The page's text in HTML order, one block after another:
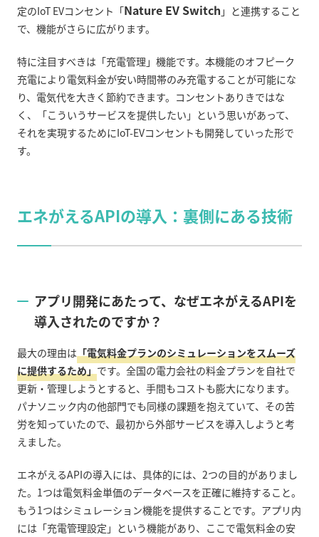
定のIoT EVコンセント「Nature EV Switch 」と連携すること
で、機能がさらに広がります。
特に注目すべきは「充電管理」機能です。本機能のオフピーク
充電により電気料金が安い時間帯のみ充電することが可能にな
り、電気代を大きく節約できます。コンセントありきではな
く、「こういうサービスを提供したい」という思いがあって、
それを実現するためにIoT-EVコンセントも開発していった形で
す。
エネがえるAPIの導入：裏側にある技術
アプリ開発にあたって、なぜエネがえるAPIを
導入されたのですか？
最大の理由は 「電気料金プランのシミュレーションをスムーズ
に提供するため」 です。全国の電力会社の料金プランを自社で
更新・管理しようとすると、手間もコストも膨大になります。
パナソニック内の他部門でも同様の課題を抱えていて、その苦
労を知っていたので、最初から外部サービスを導入しようと考
えました。
エネがえるAPIの導入には、具体的には、 2つの目的がありまし
た。 1 つは電気料金単価のデータベースを正確に維持すること。
もう1 つはシミュレーション機能を提供することです。アプリ内
には「充電管理設定」という機能があり、ここで電気料金の安